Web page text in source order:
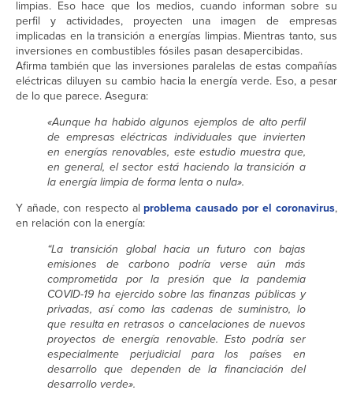
limpias. Eso hace que los medios, cuando informan sobre su
perfil y actividades, proyecten una imagen de empresas
implicadas en la transición a energías limpias. Mientras tanto, sus
inversiones en combustibles fósiles pasan desapercibidas.
Afirma también que las inversiones paralelas de estas compañías
eléctricas diluyen su cambio hacia la energía verde. Eso, a pesar
de lo que parece. Asegura:
«Aunque ha habido algunos ejemplos de alto perfil
de empresas eléctricas individuales que invierten
en energías renovables, este estudio muestra que,
en general, el sector está haciendo la transición a
la energía limpia de forma lenta o nula».
Y añade, con respecto alproblema causado por el coronavirus,
en relación con la energía:
“La transición global hacia un futuro con bajas
emisiones de carbono podría verse aún más
comprometida por la presión que la pandemia
COVID-19 ha ejercido sobre las finanzas públicas y
privadas, así como las cadenas de suministro, lo
que resulta en retrasos o cancelaciones de nuevos
proyectos de energía renovable. Esto podría ser
especialmente perjudicial para los países en
desarrollo que dependen de la financiación del
desarrollo verde».